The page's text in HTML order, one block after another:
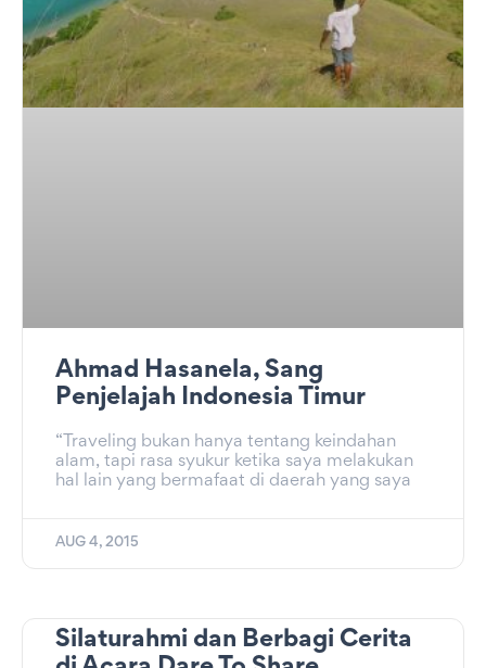
Ahmad Hasanela, Sang
Penjelajah Indonesia Timur
“Traveling bukan hanya tentang keindahan
alam, tapi rasa syukur ketika saya melakukan
hal lain yang bermafaat di daerah yang saya
AUG 4, 2015
Silaturahmi dan Berbagi Cerita